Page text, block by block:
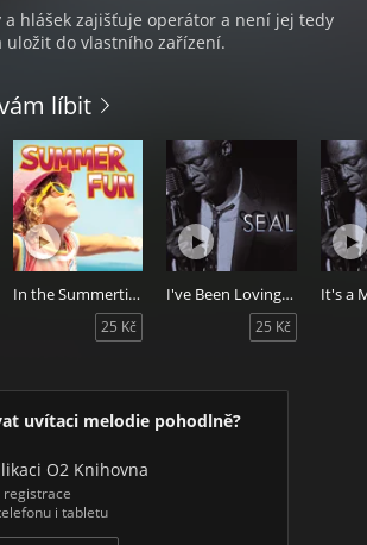
hlášek zajišťuje operátor a není jej tedy
uložit do vlastního zařízení.
líbit
In the Summertime
25 Kč
I've Been Loving You Too Long
25 Kč
uvítaci melodie pohodlně?
O2 Knihovna
registrace
i tabletu